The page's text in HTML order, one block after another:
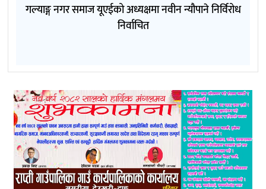
गल्याङ्ग नगर समाज यूएईको अध्यक्षमा नवीन न्यौपाने निर्विरोध
निर्वाचित